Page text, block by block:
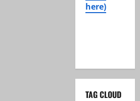
here)
TAG CLOUD